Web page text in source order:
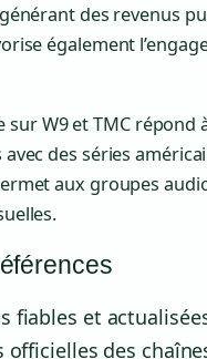
des revenus
également
W9 et TMC répond
des séries
aux groupes
fiables et
des